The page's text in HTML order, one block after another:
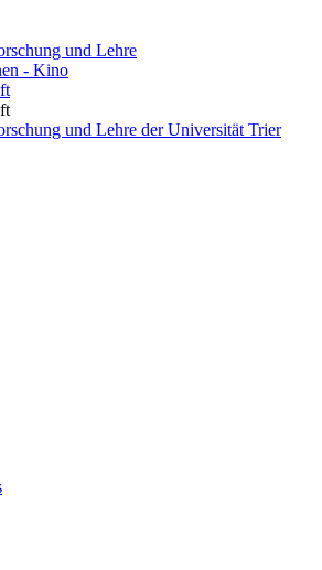
und Lehre
- Kino
und Lehre der Universität Trier